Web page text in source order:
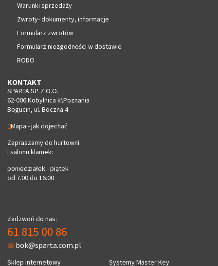
Warunki sprzedaży
Zwroty- dokumenty, informacje
Formularz zwrotów
Formularz niezgodności w dostawie
RODO
KONTAKT
SPARTA SP. Z O.O.
62-006 Kobylnica k\Poznania
Bogucin, ul. Boczna 4
Mapa - jak dojechać
Zapraszamy do hurtowni
i salonu klamek:
poniedziałek - piątek
od 7.00 do 16.00
Zadzwoń do nas:
61 815 00 86
bok@sparta.com.pl
Sklep internetowy Systemy Master Key